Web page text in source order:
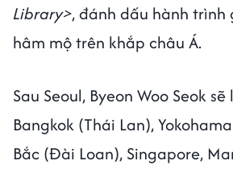
Library>, đánh dấu hành
hâm mộ trên khắp châu Á.
Sau Seoul, Byeon Woo Seok
Bangkok (Thái Lan),
Bắc (Đài Loan), Singapore,